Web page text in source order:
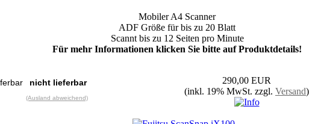
Mobiler A4 Scanner
ADF Größe für bis zu 20 Blatt
Scannt bis zu 12 Seiten pro Minute
Für mehr Informationen klicken Sie bitte auf Produktdetails!
nicht lieferbar
(Ausland abweichend)
290,00 EUR
(inkl. 19% MwSt. zzgl. Versand)